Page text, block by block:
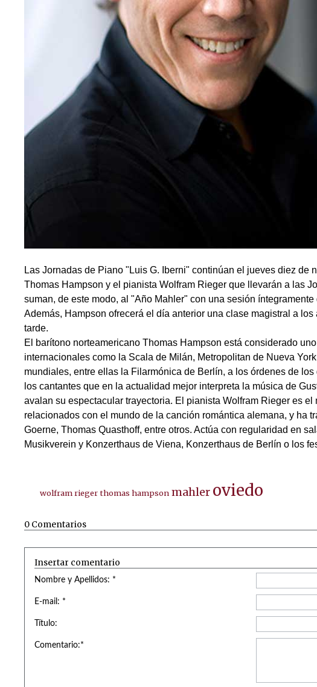
Las Jornadas de Piano "Luis G. Iberni" continúan el jueves diez
Thomas Hampson y el pianista Wolfram Rieger que llevarán a las
suman, de este modo, al "Año Mahler" con una sesión
Además, Hampson ofrecerá el día anterior una clase magistral a
tarde.
El barítono norteamericano Thomas Hampson está considerado
internacionales como la Scala de Milán, Metropolitan de Nueva
mundiales, entre ellas la Filarmónica de Berlín, a los órdenes de
los cantantes que en la actualidad mejor interpreta la música de
avalan su espectacular trayectoria. El pianista Wolfram Rieger es
relacionados con el mundo de la canción romántica alemana, y ha
Goerne, Thomas Quasthoff, entre otros. Actúa con regularidad en
Musikverein y Konzerthaus de Viena, Konzerthaus de Berlín o los
wolfram rieger thomas hampson mahler oviedo
0 Comentarios
Insertar comentario
Nombre y Apellidos: *
E-mail: *
Título:
Comentario:*